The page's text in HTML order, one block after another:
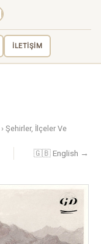
İLETİŞİM
› Şehirler, İlçeler Ve
🇬🇧 English →